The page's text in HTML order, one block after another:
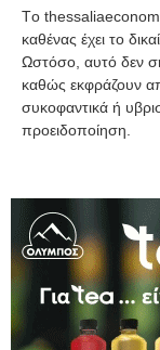
Tο
καθένας έχει το
Ωστόσο, αυτό δεν
καθώς εκφράζουν
συκοφαντικά ή
προειδοποίηση.